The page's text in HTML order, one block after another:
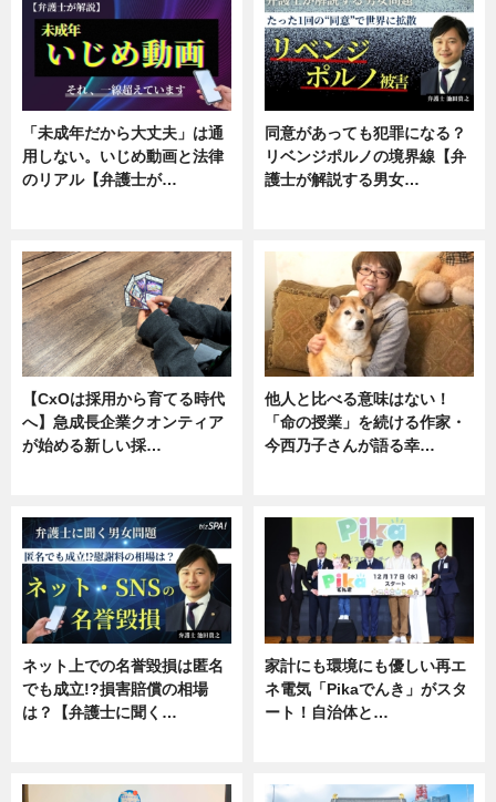
「未成年だから大丈夫」は通
用しない。いじめ動画と法律
のリアル【弁護士が…
同意があっても犯罪になる？
リベンジポルノの境界線【弁
護士が解説する男女…
【CxOは採用から育てる時代
へ】急成長企業クオンティア
が始める新しい採…
他人と比べる意味はない！
「命の授業」を続ける作家・
今西乃子さんが語る幸…
ネット上での名誉毀損は匿名
でも成立!?損害賠償の相場
は？【弁護士に聞く…
家計にも環境にも優しい再エ
ネ電気「Pikaでんき」がスタ
ート！自治体と…